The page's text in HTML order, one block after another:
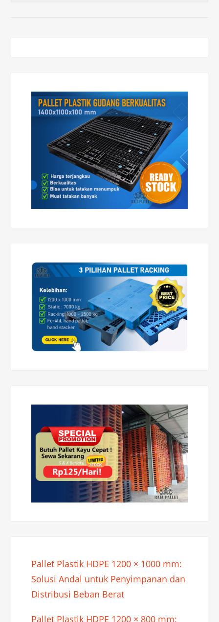
Pallet Plastik HDPE 1200 × 1000 mm:
Solusi Andal untuk Penyimpanan dan
Distribusi Beban Berat
Pallet Plastik HDPE 1200 × 800 mm: